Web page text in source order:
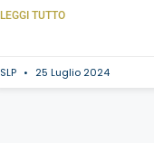
LEGGI TUTTO
SLP 25 Luglio 2024